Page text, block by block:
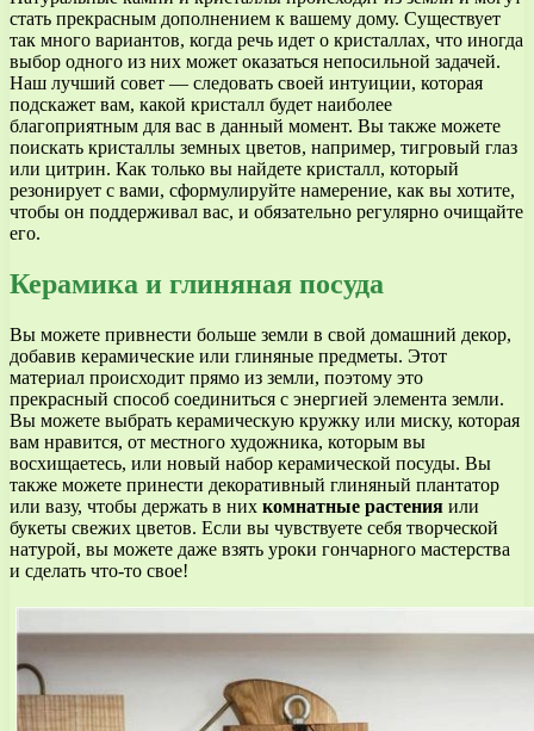
стать прекрасным дополнением к вашему дому. Существует
так много вариантов, когда речь идет о кристаллах, что иногда
выбор одного из них может оказаться непосильной задачей.
Наш лучший совет — следовать своей интуиции, которая
подскажет вам, какой кристалл будет наиболее
благоприятным для вас в данный момент. Вы также можете
поискать кристаллы земных цветов, например, тигровый глаз
или цитрин. Как только вы найдете кристалл, который
резонирует с вами, сформулируйте намерение, как вы хотите,
чтобы он поддерживал вас, и обязательно регулярно очищайте
его.
Керамика и глиняная посуда
Вы можете привнести больше земли в свой домашний декор,
добавив керамические или глиняные предметы. Этот
материал происходит прямо из земли, поэтому это
прекрасный способ соединиться с энергией элемента земли.
Вы можете выбрать керамическую кружку или миску, которая
вам нравится, от местного художника, которым вы
восхищаетесь, или новый набор керамической посуды. Вы
также можете принести декоративный глиняный плантатор
или вазу, чтобы держать в них комнатные растения или
букеты свежих цветов. Если вы чувствуете себя творческой
натурой, вы можете даже взять уроки гончарного мастерства
и сделать что-то свое!